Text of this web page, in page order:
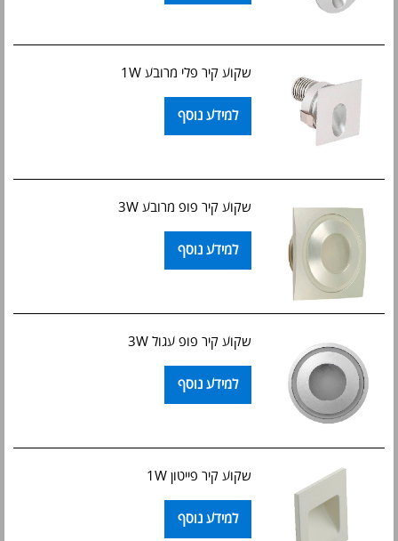
שקוע קיר פלי מרובע 1W
למידע נוסף
שקוע קיר פופ מרובע 3W
למידע נוסף
שקוע קיר פופ עגול 3W
למידע נוסף
שקוע קיר פייטון 1W
למידע נוסף